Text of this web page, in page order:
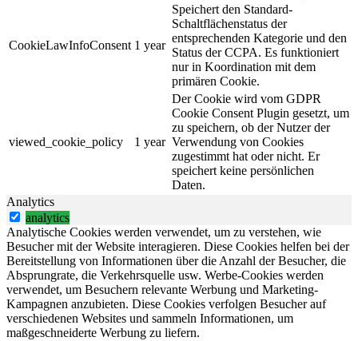
CookieLawInfoConsent 1 year
Speichert den Standard-
Schaltflächenstatus der
entsprechenden Kategorie und den
Status der CCPA. Es funktioniert
nur in Koordination mit dem
primären Cookie.
viewed_cookie_policy 1 year
Der Cookie wird vom GDPR
Cookie Consent Plugin gesetzt, um
zu speichern, ob der Nutzer der
Verwendung von Cookies
zugestimmt hat oder nicht. Er
speichert keine persönlichen
Daten.
Analytics
analytics
Analytische Cookies werden verwendet, um zu verstehen, wie
Besucher mit der Website interagieren. Diese Cookies helfen bei der
Bereitstellung von Informationen über die Anzahl der Besucher, die
Absprungrate, die Verkehrsquelle usw. Werbe-Cookies werden
verwendet, um Besuchern relevante Werbung und Marketing-
Kampagnen anzubieten. Diese Cookies verfolgen Besucher auf
verschiedenen Websites und sammeln Informationen, um
maßgeschneiderte Werbung zu liefern.